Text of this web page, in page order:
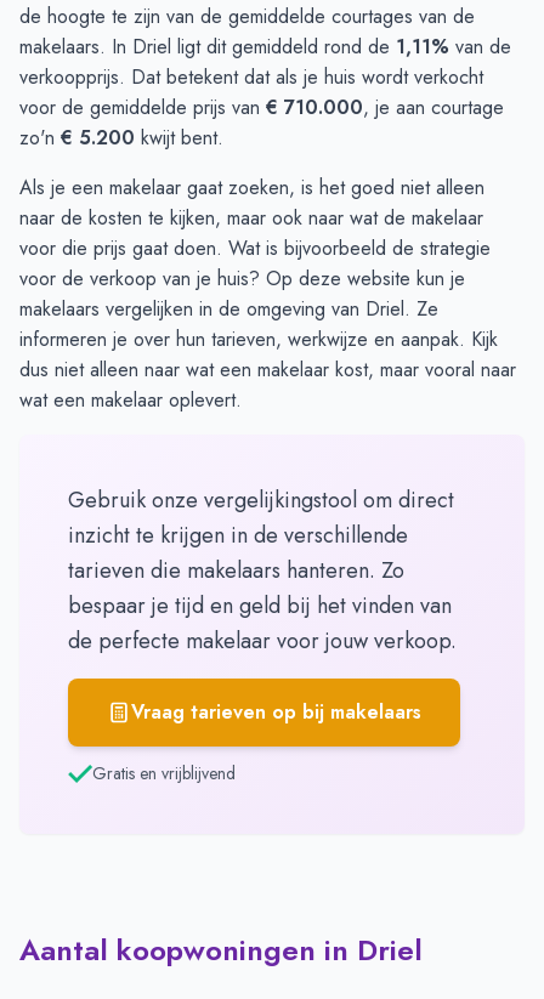
de hoogte te zijn van de gemiddelde courtages van de
makelaars. In Driel ligt dit gemiddeld rond de 1,11% van de
verkoopprijs. Dat betekent dat als je huis wordt verkocht
voor de gemiddelde prijs van € 710.000, je aan courtage
zo'n € 5.200 kwijt bent.
Als je een makelaar gaat zoeken, is het goed niet alleen
naar de kosten te kijken, maar ook naar wat de makelaar
voor die prijs gaat doen. Wat is bijvoorbeeld de strategie
voor de verkoop van je huis? Op deze website kun je
makelaars vergelijken in de omgeving van Driel. Ze
informeren je over hun tarieven, werkwijze en aanpak. Kijk
dus niet alleen naar wat een makelaar kost, maar vooral naar
wat een makelaar oplevert.
Gebruik onze vergelijkingstool om direct
inzicht te krijgen in de verschillende
tarieven die makelaars hanteren. Zo
bespaar je tijd en geld bij het vinden van
de perfecte makelaar voor jouw verkoop.
Vraag tarieven op bij makelaars
Gratis en vrijblijvend
Aantal koopwoningen in Driel